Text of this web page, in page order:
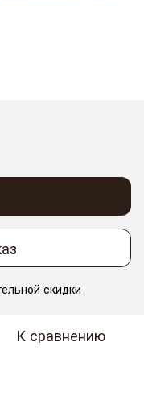
скидки
К сравнению